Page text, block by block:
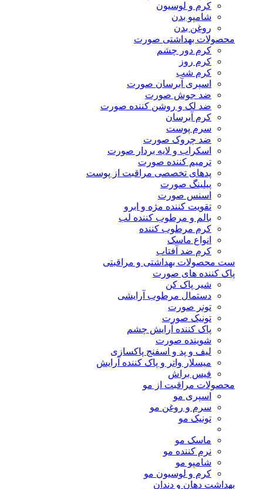
کرم و لوسیون
شامپو بدن
روغن بدن
محصولات بهداشتی صورت
کرم دور چشم
کرم روز
کرم شب
اسپری آبرسان صورت
ضد جوش صورت
ضد لک و روشن کننده صورت
کرم آبرسان
سرم پوست
ضد چروک صورت
اسکراب و لایه بردار صورت
ترمیم کننده صورت
پدهای تخصصی مراقبت از پوست
پیلینگ صورت
اسنس صورت
تقویت کننده مژه و ابرو
بالم و مرطوب کننده لب
کرم مرطوب کننده
انواع ماسک
کرم ضد آفتاب
ست محصولات بهداشتی و مراقبتی
پاک کننده های صورت
شیر پاک کن
دستمال مرطوب آرایشی
تونر صورت
تونیک صورت
پاک کننده آرایش چشم
شوینده صورت
لیف و پد و اسفنج پاکسازی
میسلار واتر و پاک کننده آرایش
فیس براش
محصولات مراقبت از مو
اسپری مو
سرم و روغن مو
تونیک مو
ماسک مو
نرم کننده مو
شامپو مو
کرم و لوسیون مو
بهداشت دهان و دندان